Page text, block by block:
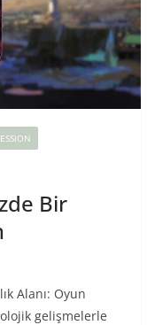
Bir
Alanı: Oyun
gelişmelerle